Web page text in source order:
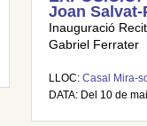
Joan
Inauguració
Gabriel Ferrater
LLOC: Casal Mira-
DATA: Del 10 de